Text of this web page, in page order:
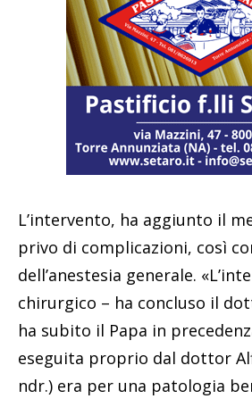
L’intervento, ha aggiunto il
privo di complicazioni, così
dell’anestesia generale.
chirurgico – ha concluso il
ha subito il Papa in
eseguita proprio dal dottor
ndr.) era per una patologia